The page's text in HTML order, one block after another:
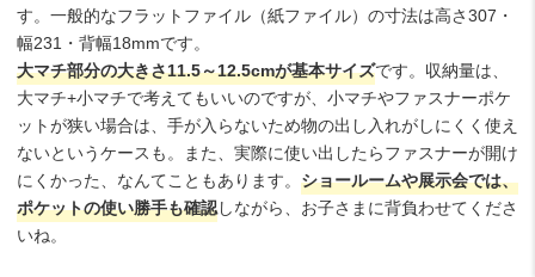
す。一般的なフラットファイル（紙ファイル）の寸法は高さ307・
幅231・背幅18mmです。
大マチ部分の大きさ11.5～12.5cmが基本サイズです。収納量は、
大マチ+小マチで考えてもいいのですが、小マチやファスナーポケ
ットが狭い場合は、手が入らないため物の出し入れがしにくく使え
ないというケースも。また、実際に使い出したらファスナーが開け
にくかった、なんてこともあります。 ショールームや展示会では、
ポケットの使い勝手も確認しながら、お子さまに背負わせてくださ
いね。